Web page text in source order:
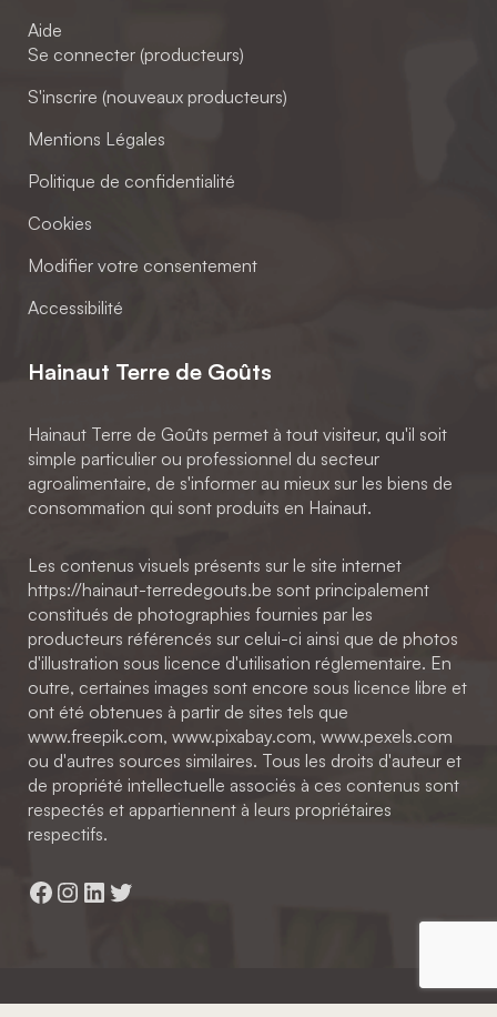
Aide
Se connecter (producteurs)
S'inscrire (nouveaux producteurs)
Mentions Légales
Politique de confidentialité
Cookies
Modifier votre consentement
Accessibilité
Hainaut Terre de Goûts
Hainaut Terre de Goûts permet à tout visiteur, qu'il soit
simple particulier ou professionnel du secteur
agroalimentaire, de s'informer au mieux sur les biens de
consommation qui sont produits en Hainaut.
Les contenus visuels présents sur le site internet
https://hainaut-terredegouts.be sont principalement
constitués de photographies fournies par les
producteurs référencés sur celui-ci ainsi que de photos
d'illustration sous licence d'utilisation réglementaire. En
outre, certaines images sont encore sous licence libre et
ont été obtenues à partir de sites tels que
www.freepik.com, www.pixabay.com, www.pexels.com
ou d'autres sources similaires. Tous les droits d'auteur et
de propriété intellectuelle associés à ces contenus sont
respectés et appartiennent à leurs propriétaires
respectifs.
Facebook
Instagram
LinkedIn
Twitter